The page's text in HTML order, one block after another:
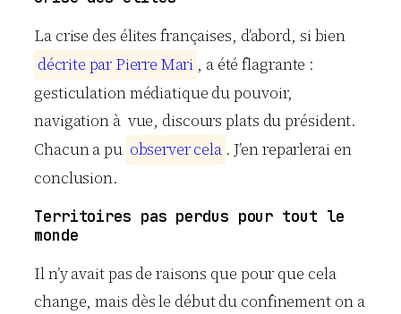
La crise des élites françaises, d’abord, si bien
décrite par Pierre Mari , a été flagrante :
gesticulation médiatique du pouvoir,
navigation à vue, discours plats du président.
Chacun a pu observercela . J’en reparlerai en
conclusion.
Territoires pas perdus pour tout le
monde
Il n’y avait pas de raisons que pour que cela
change, mais dès le début du confinement on a